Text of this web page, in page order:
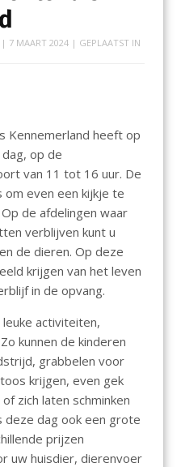
| 7 MAART 2024| GEPLAATST IN
Kennemerland heeft op
op de
van 11 tot 16 uur. De
om even een kijkje te
de afdelingen waar
verblijven kunt u
de dieren. Op deze
krijgen van het leven
in de opvang.
activiteiten,
kunnen de kinderen
grabbelen voor
krijgen, even gek
zich laten schminken
deze dag ook een grote
prijzen
uw huisdier, dierenvoer